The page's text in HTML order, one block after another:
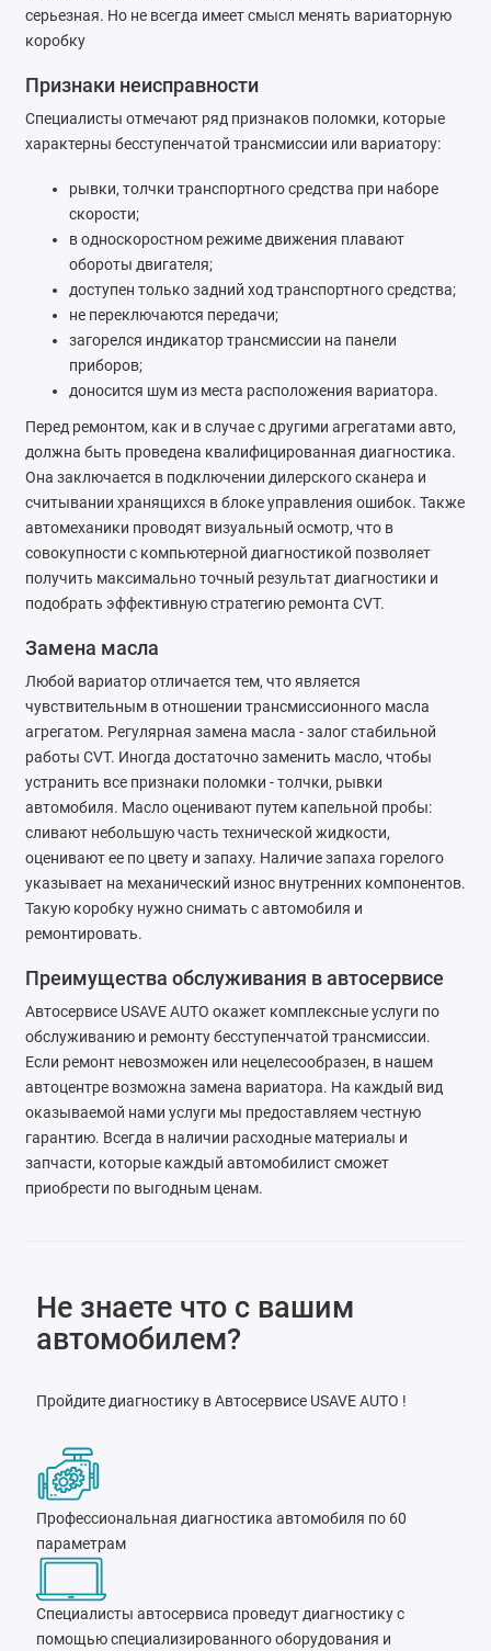
серьезная. Но не всегда имеет смысл менять вариаторную
коробку
Признаки неисправности
Специалисты отмечают ряд признаков поломки, которые
характерны бесступенчатой трансмиссии или вариатору:
рывки, толчки транспортного средства при наборе
скорости;
в односкоростном режиме движения плавают
обороты двигателя;
доступен только задний ход транспортного средства;
не переключаются передачи;
загорелся индикатор трансмиссии на панели
приборов;
доносится шум из места расположения вариатора.
Перед ремонтом, как и в случае с другими агрегатами авто,
должна быть проведена квалифицированная диагностика.
Она заключается в подключении дилерского сканера и
считывании хранящихся в блоке управления ошибок. Также
автомеханики проводят визуальный осмотр, что в
совокупности с компьютерной диагностикой позволяет
получить максимально точный результат диагностики и
подобрать эффективную стратегию ремонта CVT.
Замена масла
Любой вариатор отличается тем, что является
чувствительным в отношении трансмиссионного масла
агрегатом. Регулярная замена масла - залог стабильной
работы CVT. Иногда достаточно заменить масло, чтобы
устранить все признаки поломки - толчки, рывки
автомобиля. Масло оценивают путем капельной пробы:
сливают небольшую часть технической жидкости,
оценивают ее по цвету и запаху. Наличие запаха горелого
указывает на механический износ внутренних компонентов.
Такую коробку нужно снимать с автомобиля и
ремонтировать.
Преимущества обслуживания в автосервисе
Автосервисе USAVE AUTO окажет комплексные услуги по
обслуживанию и ремонту бесступенчатой трансмиссии.
Если ремонт невозможен или нецелесообразен, в нашем
автоцентре возможна замена вариатора. На каждый вид
оказываемой нами услуги мы предоставляем честную
гарантию. Всегда в наличии расходные материалы и
запчасти, которые каждый автомобилист сможет
приобрести по выгодным ценам.
Не знаете что с вашим
автомобилем?
Пройдите диагностику в Автосервисе USAVE AUTO !
Профессиональная диагностика автомобиля по 60
параметрам
Специалисты автосервиса проведут диагностику с
помощью специализированного оборудования и